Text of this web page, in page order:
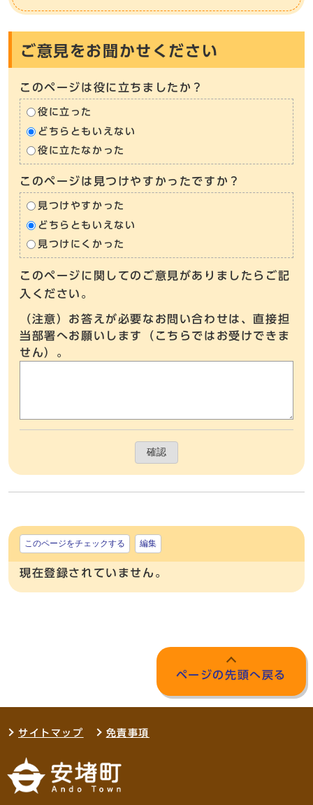
ご意見をお聞かせください
このページは役に立ちましたか？
役に立った
どちらともいえない
役に立たなかった
このページは見つけやすかったですか？
見つけやすかった
どちらともいえない
見つけにくかった
このページに関してのご意見がありましたらご記
入ください。
（注意）お答えが必要なお問い合わせは、直接担
当部署へお願いします（こちらではお受けできま
せん）。
確認
このページをチェックする 編集
現在登録されていません。
ページの先頭へ戻る
サイトマップ 免責事項